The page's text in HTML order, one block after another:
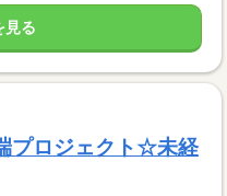
見る
プロジェクト☆未経